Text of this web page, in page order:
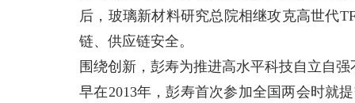
后，玻璃新材料研究总院相继攻克高世代
链、供应链安全。
围绕创新，彭寿为推进高水平科技自立自
早在2013年，彭寿首次参加全国两会时就